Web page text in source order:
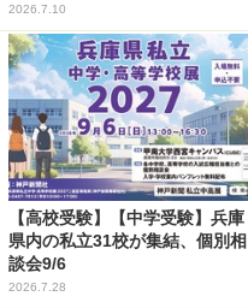
2026.7.10
【高校受験】【中学受験】兵庫
県内の私立31校が集結、個別相
談会9/6
2026.7.28